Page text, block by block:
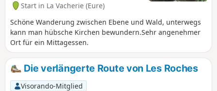
Start in La Vacherie (Eure)
Schöne Wanderung zwischen Ebene und Wald, unterwegs
kann man hübsche Kirchen bewundern.Sehr angenehmer
Ort für ein Mittagessen.
Die verlängerte Route von Les Roches
Visorando-Mitglied